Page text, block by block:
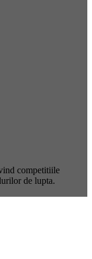
competitiile
de lupta.